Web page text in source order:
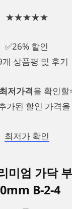
★★★★★
✅26% 할인
개 상품평 및 후기
최저가격을 확인
가된 할인 가격
최저가 확인
미엄 가닥
B-2-4